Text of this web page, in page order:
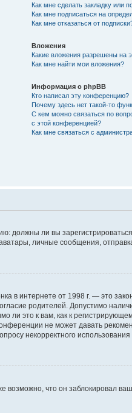
Как мне сделать закладку или
Как мне подписаться на
Как мне отказаться от
Вложения
Какие вложения разрешены на
Как мне найти мои вложения?
Информация о phpBB
Кто написал эту конференцию?
Почему здесь нет такой-то
С кем можно связаться по
с этой конференцией?
Как мне связаться с
должны ли вы
личные сообщения,
в интернете от 1998 г. — это
родителей. Допустимо
это к вам, как к
не может давать
некорректного
что он заблокировал